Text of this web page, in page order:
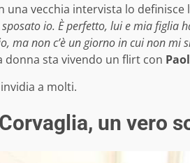
una vecchia intervista lo
sposato io. È perfetto, lui e mia figlia
ma non c’è un giorno in cui non mi
sta vivendo un flirt con
a molti.
un vero